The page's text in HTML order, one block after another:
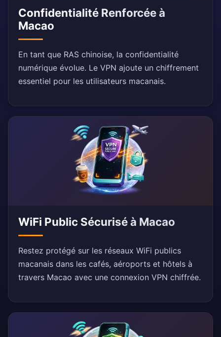
Confidentialité Renforcée à
Macao
En tant que RAS chinoise, la confidentialité
numérique évolue. Le VPN ajoute un chiffrement
essentiel pour les utilisateurs macanais.
WiFi Public Sécurisé à Macao
Restez protégé sur les réseaux WiFi publics
macanais dans les cafés, aéroports et hôtels à
travers Macao avec une connexion VPN chiffrée.